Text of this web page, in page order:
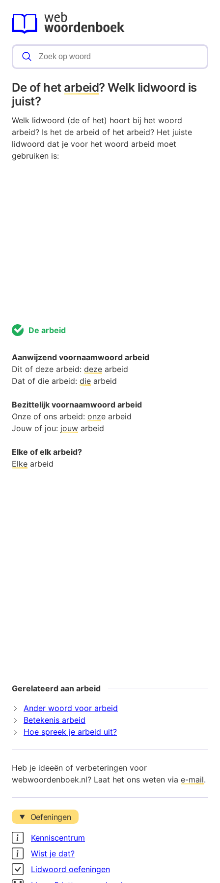
De of het arbeid? Welk lidwoord is
juist?
Welk lidwoord (de of het) hoort bij het woord
arbeid? Is het de arbeid of het arbeid? Het juiste
lidwoord dat je voor het woord arbeid moet
gebruiken is:
De arbeid
Aanwijzend voornaamwoord arbeid
Dit of deze arbeid: deze arbeid
Dat of die arbeid: die arbeid
Bezittelijk voornaamwoord arbeid
Onze of ons arbeid: onze arbeid
Jouw of jou: jouw arbeid
Elke of elk arbeid?
Elke arbeid
Gerelateerd aan arbeid
Ander woord voor arbeid
Betekenis arbeid
Hoe spreek je arbeid uit?
Heb je ideeën of verbeteringen voor
webwoordenboek.nl? Laat het ons weten via e-mail.
Oefeningen
Kenniscentrum
Wist je dat?
Lidwoord oefeningen